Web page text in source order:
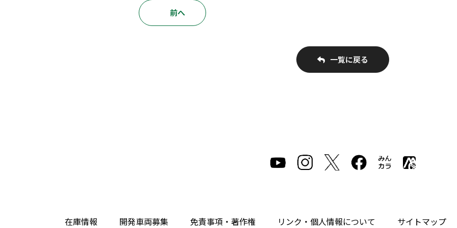
前へ
一覧に戻る
在庫情報 開発車両募集 免責事項・著作権 リンク・個人情報について サイトマップ